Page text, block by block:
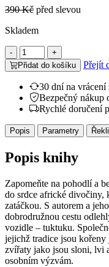
390 Kč před slevou
Skladem
-
+
Přidat do košíku
Přejít
30 dní na vrácení
Bezpečný nákup
Rychlé doručení
Popis Parametry
Popis knihy
Zapomeňte na pohodlí a
do srdce africké divočiny,
zatáčkou. S autorem a
dobrodružnou cestu
vozidle – tuktuku.
jejichž tradice jsou kořeny
zvířaty jako jsou sloni, lvi
osobním výzvám.